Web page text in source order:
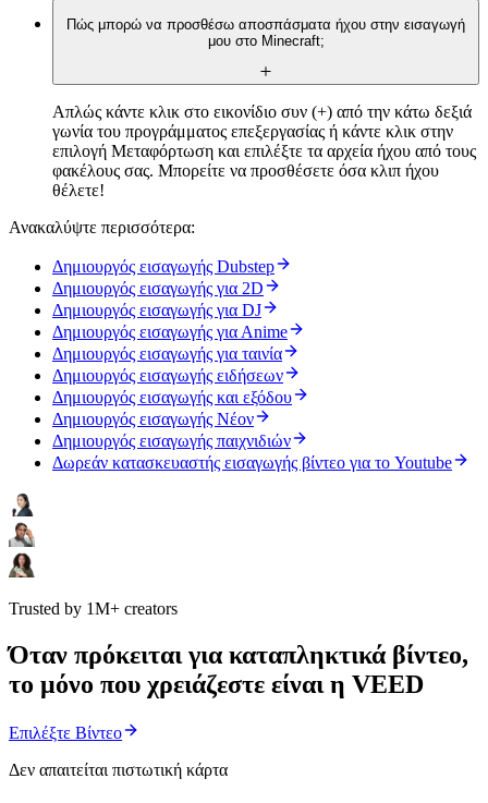
Πώς μπορώ να προσθέσω αποσπάσματα ήχου στην εισαγωγή
μου στο Minecraft;
Απλώς κάντε κλικ στο εικονίδιο συν (+) από την κάτω δεξιά
γωνία του προγράμματος επεξεργασίας ή κάντε κλικ στην
επιλογή Μεταφόρτωση και επιλέξτε τα αρχεία ήχου από τους
φακέλους σας. Μπορείτε να προσθέσετε όσα κλιπ ήχου
θέλετε!
Ανακαλύψτε περισσότερα:
Δημιουργός εισαγωγής Dubstep
Δημιουργός εισαγωγής για 2D
Δημιουργός εισαγωγής για DJ
Δημιουργός εισαγωγής για Αnime
Δημιουργός εισαγωγής για ταινία
Δημιουργός εισαγωγής ειδήσεων
Δημιουργός εισαγωγής και εξόδου
Δημιουργός εισαγωγής Νέον
Δημιουργός εισαγωγής παιχνιδιών
Δωρεάν κατασκευαστής εισαγωγής βίντεο για το Youtube
Trusted by 1M+ creators
Όταν πρόκειται για καταπληκτικά βίντεο,
το μόνο που χρειάζεστε είναι η VEED
Επιλέξτε Βίντεο
Δεν απαιτείται πιστωτική κάρτα